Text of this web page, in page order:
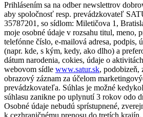
Prihlásením sa na odber newslettrov
aby spoločnosť resp. prevádzkovateľ
35787201, so sídlom: Miletičova 1,
moje osobné údaje v rozsahu titul, meno,
telefónne číslo, e-mailová adresa, podpis,
(napr. kde, s kým, kedy, ako dlho) a
dátum narodenia, cokies, údaje o
webovom sídle www.satur.sk,
obrazový záznam za účelom
prevádzkovateľa. Súhlas je možné
súhlasu zanikne po uplynutí 3 rokov odo
Osobné údaje nebudú sprístupnené,